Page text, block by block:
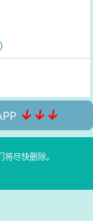
↓↓↓
尽快删除。